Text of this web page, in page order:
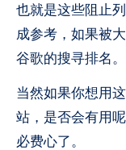
也就是这些阻止
成参考，如果被
谷歌的搜寻排名。
当然如果你想用
站，是否会有用
必费心了。